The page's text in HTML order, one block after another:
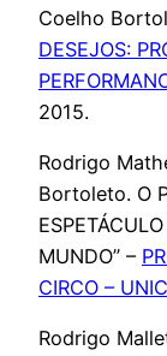
Coelho
DESEJOS:
2015.
Rodrigo
Bortoleto. O
MUNDO” –
CIRCO –
Rodrigo